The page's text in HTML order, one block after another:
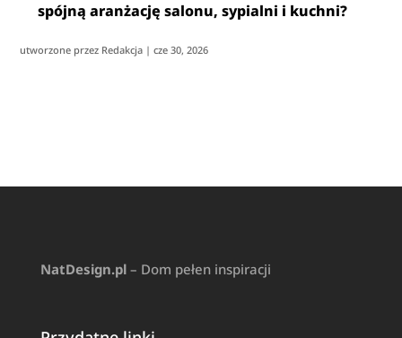
spójną aranżację salonu, sypialni i kuchni?
utworzone przez Redakcja |cze 30, 2026
NatDesign.pl– Dom pełen inspiracji